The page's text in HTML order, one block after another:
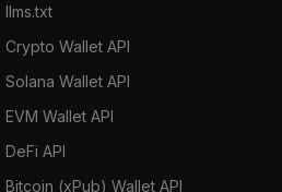
llms.txt
Crypto Wallet API
Solana Wallet API
EVM Wallet API
DeFi API
Bitcoin (xPub) Wallet API